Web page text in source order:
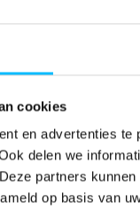
cookies
en advertenties
delen we
partners
op basis van